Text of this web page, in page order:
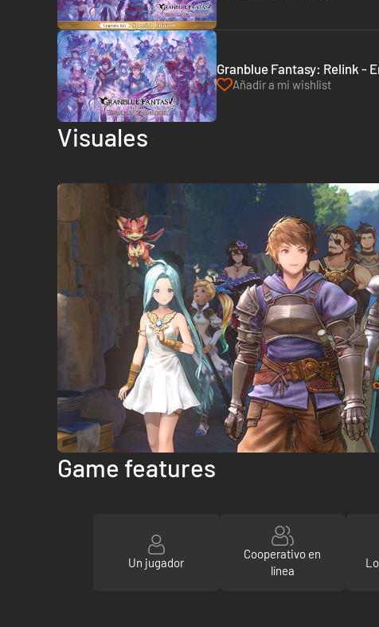
Granblue Fantasy: Relink -
Añadir a mi wishlist
Visuales
Game features
Un jugador
Cooperativo en
línea